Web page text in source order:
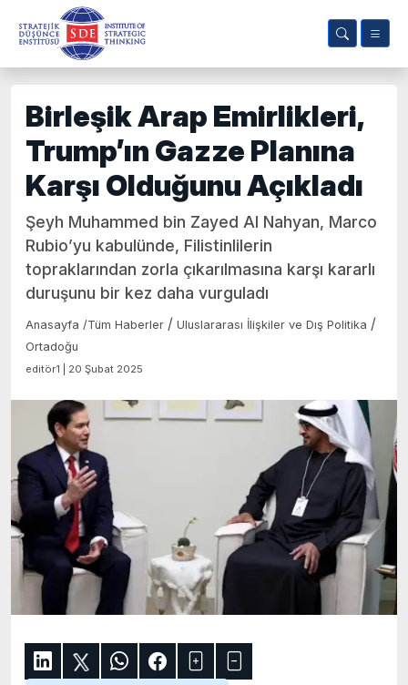
Birleşik Arap Emirlikleri,
Trump’ın Gazze Planına
Karşı Olduğunu Açıkladı
Şeyh Muhammed bin Zayed Al Nahyan, Marco
Rubio’yu kabulünde, Filistinlilerin
topraklarından zorla çıkarılmasına karşı kararlı
duruşunu bir kez daha vurguladı
Anasayfa /Tüm Haberler / Uluslararası İlişkiler ve Dış Politika /
Ortadoğu
editör1 | 20 Şubat 2025